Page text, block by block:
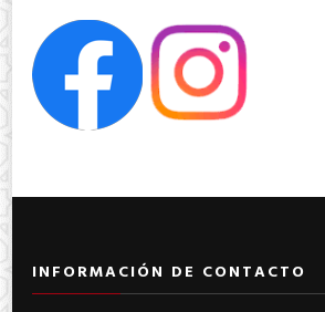
INFORMACIÓN DE CONTACTO